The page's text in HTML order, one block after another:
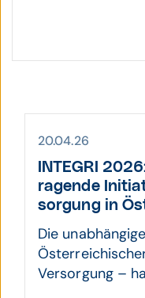
20.04.26
INTEGRI
ragende
sorgung in
Die
Versorgung –